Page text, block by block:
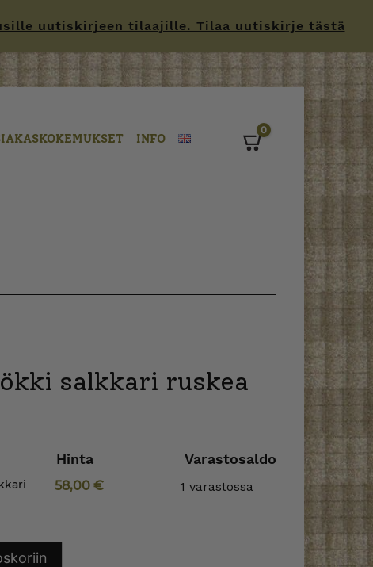
uutiskirjeen tilaajille. Tilaa uutiskirje tästä
INFO
0
salkkari ruskea
Hinta Varastosaldo
58,00 € 1 varastossa